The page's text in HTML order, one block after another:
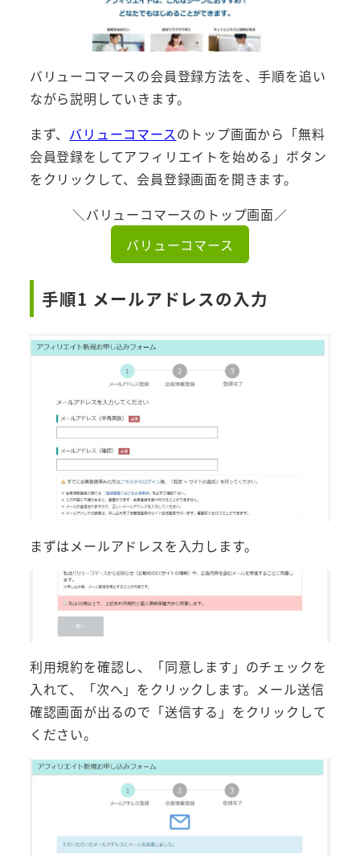
バリューコマースの会員登録方法を、手順を追い
ながら説明していきます。
まず、 バリューコマースのトップ画面から「無料
会員登録をしてアフィリエイトを始める」ボタン
をクリックして、会員登録画面を開きます。
＼バリューコマースのトップ画面／
バリューコマース
手順1 メールアドレスの入力
まずはメールアドレスを入力します。
利用規約を確認し、「同意します」のチェックを
入れて、「次へ」をクリックします。メール送信
確認画面が出るので「送信する」をクリックして
ください。